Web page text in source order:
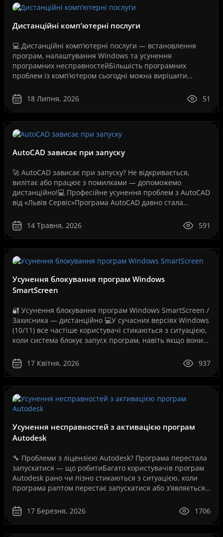
Дистанційні комп’ютерні послуги
💻 Дистанційні комп’ютерні послуги — встановлення
програм, налаштування Windows та усунення
програмних несправностейБільшість програмних
проблем із комп’ютером сьогодні можна вирішити
центру та без оч..
18 Липня, 2026 51
AutoCAD зависає при запуску
🚀 AutoCAD зависає при запуску? Не відкривається,
вилітає або працює з помилками — допоможемо
дистанційно!💻 Професійне усунення проблем з AutoCAD
від «Львів Сервіс»Програма AutoCAD давно стала
проект..14 Травня, 2026 591
Усунення блокування програм Windows
SmartScreen
🔐 Усунення блокування програм Windows SmartScreen /
Захисника — дистанційно 💻У сучасних версіях Windows
(10/11) все частіше користувачі стикаються з ситуацією,
коли система блокує запуск програм, навіть якщо вони
17 Квітня, 2026
937
Усунення несправностей з активацією програм
Autodesk
🔧 Проблеми з ліцензією Autodesk? Програма перестала
запускатися — що робитиБагато користувачів програм
Autodesk рано чи пізно стикаються з ситуацією, коли
програма раптом перестає запускатися або з’являється
17 Березня, 2026
1706